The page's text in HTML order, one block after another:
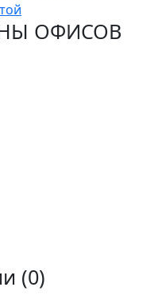
ОФИСОВ
(0)